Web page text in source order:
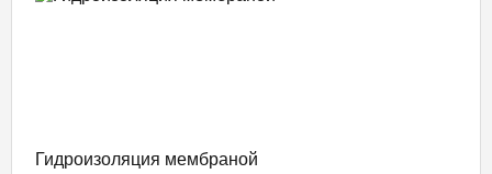
Гидроизоляция мембраной